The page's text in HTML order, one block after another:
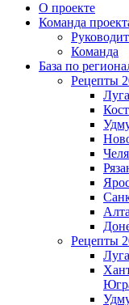
О проекте
Команда
Команда
База по
Рецепты
Рецепты